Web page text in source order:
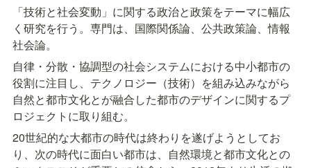
「技術と社会変動」に関する政治と政策をテーマに幅広
く研究を行う。専門は、国際関係論、公共政策論、情報
社会論。
自律・分散・協調型の社会システムにおける中小都市の
役割に注目し、テクノロジー（技術）を組み込みながら
自然と都市文化とが融合した都市のデザインに関するプ
ロジェクトに取り組む。
20世紀的な大都市の時代は終わりを遂げようとしてお
り、次の時代に面白い都市は、自然環境と都市文化との